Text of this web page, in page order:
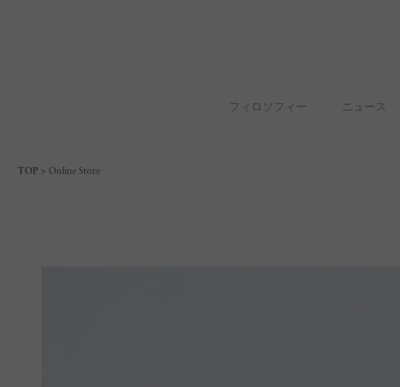
フィロソフィー ニュース
TOP Online Store